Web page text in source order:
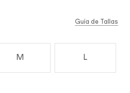
M L
Guía de Tallas